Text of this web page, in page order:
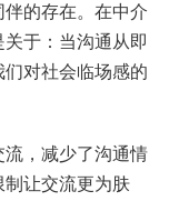
的存在。在中介
于：当沟通从即
对社会临场感的
，减少了沟通情
让交流更为肤